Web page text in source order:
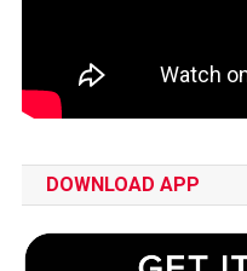
DOWNLOAD APP